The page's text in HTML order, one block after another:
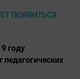
году